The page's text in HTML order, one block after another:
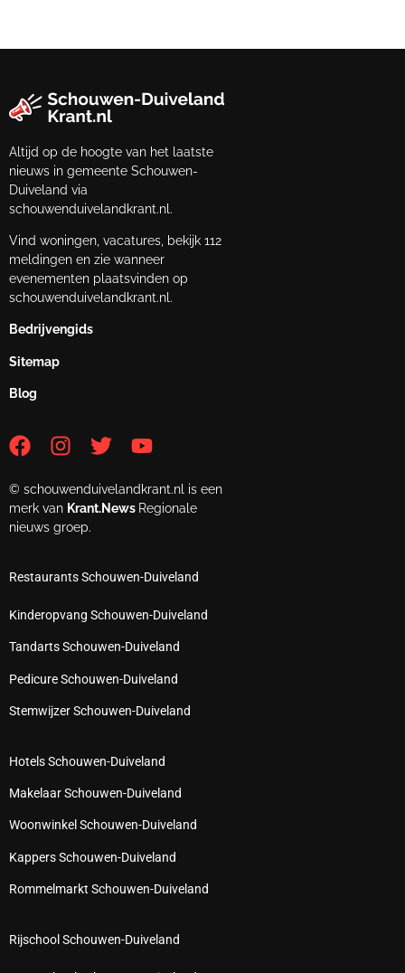
Altijd op de hoogte van het laatste
nieuws in gemeente Schouwen-
Duiveland via
schouwenduivelandkrant.nl.
Vind woningen, vacatures, bekijk 112
meldingen en zie wanneer
evenementen plaatsvinden op
schouwenduivelandkrant.nl.
Bedrijvengids
Sitemap
Blog
© schouwenduivelandkrant.nl is een
merk van Krant.News Regionale
nieuws groep.
Restaurants Schouwen-Duiveland
Kinderopvang Schouwen-Duiveland
Tandarts Schouwen-Duiveland
Pedicure Schouwen-Duiveland
Stemwijzer Schouwen-Duiveland
Hotels Schouwen-Duiveland
Makelaar Schouwen-Duiveland
Woonwinkel Schouwen-Duiveland
Kappers Schouwen-Duiveland
Rommelmarkt Schouwen-Duiveland
Rijschool Schouwen-Duiveland